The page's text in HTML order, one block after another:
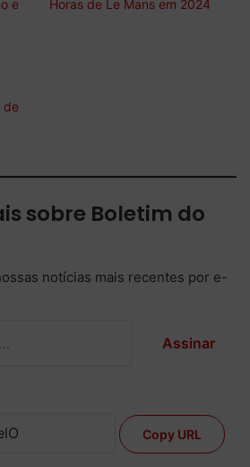
e
Horas de Le Mans em 2024
de
sobre Boletim do
notícias mais recentes por e-
Assinar
Copy URL